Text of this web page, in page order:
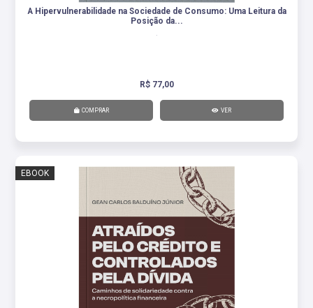
A Hipervulnerabilidade na Sociedade de Consumo: Uma Leitura da
Posição da...
R$ 77,00
COMPRAR VER
EBOOK